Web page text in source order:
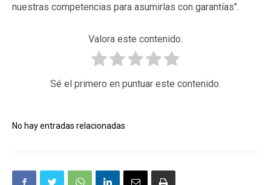
nuestras competencias para asumirlas con garantías".
Valora este contenido.
Sé el primero en puntuar este contenido.
No hay entradas relacionadas